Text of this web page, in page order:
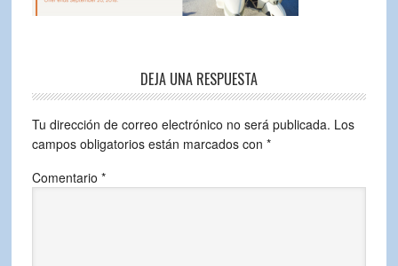
DEJA UNA RESPUESTA
Tu dirección de correo electrónico no será publicada. Los
campos obligatorios están marcados con *
Comentario *